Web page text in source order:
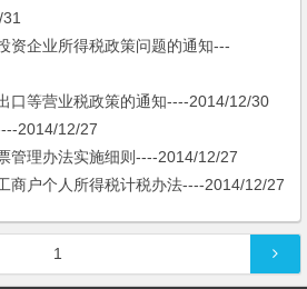
企业所得税政策问题的通知---
等营业税政策的通知----2014/12/30
2014/12/27
理办法实施细则----2014/12/27
户个人所得税计税办法----2014/12/27
1